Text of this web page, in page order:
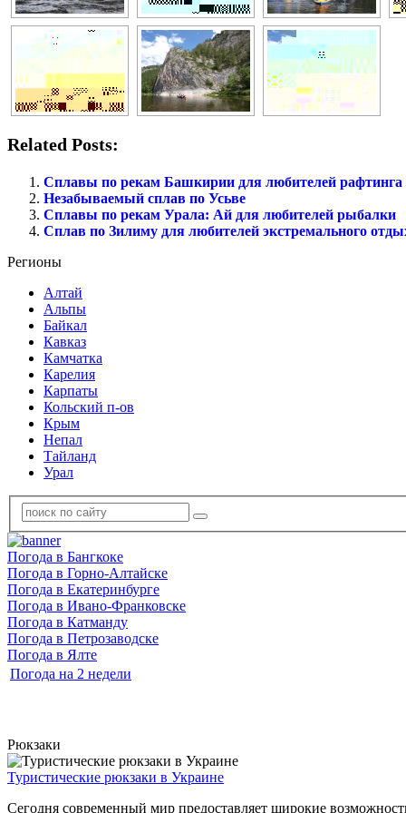
Related Posts:
Сплавы по рекам Башкирии для любителей рафтинга
Незабываемый сплав по Усьве
Сплавы по рекам Урала: Ай для любителей рыбалки
Сплав по Зилиму для любителей экстремального
Регионы
Алтай
Альпы
Байкал
Кавказ
Камчатка
Карелия
Карпаты
Кольский п-ов
Крым
Непал
Тайланд
Урал
Погода в Бангкоке
Погода в Горно-Алтайске
Погода в Екатеринбурге
Погода в Ивано-Франковске
Погода в Катманду
Погода в Петрозаводске
Погода в Ялте
Погода на 2 недели
Рюкзаки
Туристические рюкзаки в Украине
Сегодня современный мир предоставляет широкие